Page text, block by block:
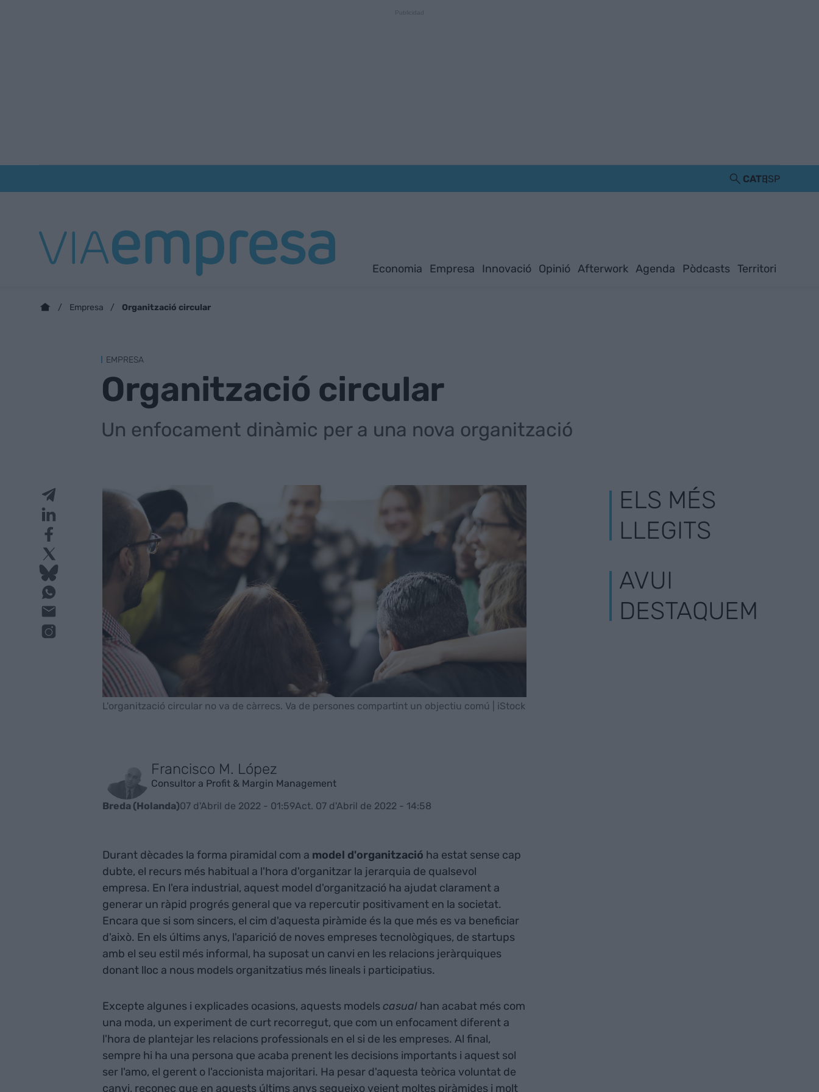
CATESP
Economia Empresa Innovació Opinió Afterwork Agenda Pòdcasts Territori
Empresa Organització circular
EMPRESA
Organització circular
Un enfocament dinàmic per a una nova organització
L'organització circular no va de càrrecs. Va de persones compartint un objectiu comú | iStock
Francisco M. López
Consultor a Profit & Margin Management
Breda (Holanda)07 d'Abril de 2022 - 01:59Act. 07 d'Abril de 2022 - 14:58
Durant dècades la forma piramidal com a model d'organització ha estat sense cap
dubte, el recurs més habitual a l'hora d'organitzar la jerarquia de qualsevol
empresa. En l'era industrial, aquest model d'organització ha ajudat clarament a
generar un ràpid progrés general que va repercutir positivament en la societat.
Encara que si som sincers, el cim d'aquesta piràmide és la que més es va beneficiar
d'això. En els últims anys, l'aparició de noves empreses tecnològiques, de startups
amb el seu estil més informal, ha suposat un canvi en les relacions jeràrquiques
donant lloc a nous models organitzatius més lineals i participatius.
Excepte algunes i explicades ocasions, aquests modelscasual han acabat més com
una moda, un experiment de curt recorregut, que com un enfocament diferent a
l'hora de plantejar les relacions professionals en el si de les empreses. Al final,
sempre hi ha una persona que acaba prenent les decisions importants i aquest sol
ser l'amo, el gerent o l'accionista majoritari. Ha pesar d'aquesta teòrica voluntat de
canvi, reconec que en aquests últims anys segueixo veient moltes piràmides i molt
ELS MÉS
LLEGITS
AVUI
DESTAQUEM